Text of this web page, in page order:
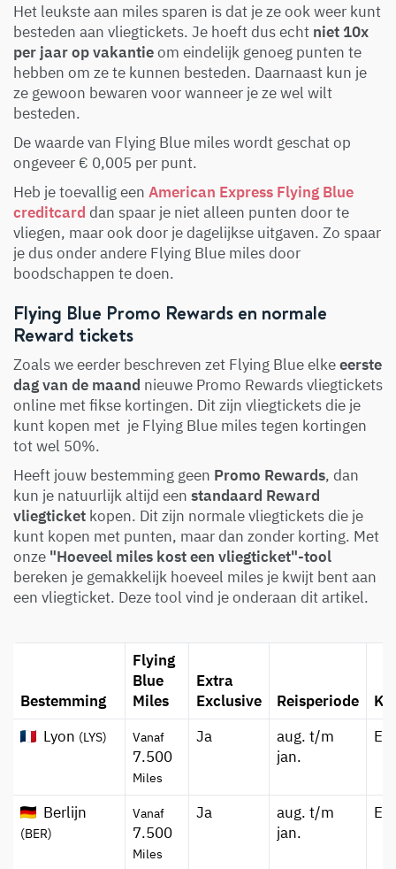
Het leukste aan miles sparen is dat je ze ook weer kunt
besteden aan vliegtickets. Je hoeft dus echt niet 10x
per jaar op vakantieom eindelijk genoeg punten te
hebben om ze te kunnen besteden. Daarnaast kun je
ze gewoon bewaren voor wanneer je ze wel wilt
besteden.
Dewaarde van Flying Blue mileswordt geschat op
ongeveer € 0,005 per punt.
Heb je toevallig een American Express Flying Blue
creditcard dan spaar je niet alleen punten door te
vliegen, maar ook door je dagelijkse uitgaven. Zo spaar
je dus onder andere Flying Blue miles door
boodschappen te doen.
Flying Blue Promo Rewards en normale
Reward tickets
Zoals we eerder beschreven zet Flying Blue elkeeerste
dag van de maand nieuwe Promo Rewards vliegtickets
online met fikse kortingen. Dit zijn vliegtickets die je
kunt kopen met je Flying Blue miles tegen kortingen
tot wel 50%.
Heeft jouw bestemming geen Promo Rewards, dan
kun je natuurlijk altijd een standaard Reward
vliegticket kopen. Dit zijn normale vliegtickets die je
kunt kopen met punten, maar dan zonder korting. Met
onze "Hoeveel miles kost een vliegticket"-tool
bereken je gemakkelijk hoeveel miles je kwijt bent aan
een vliegticket. Deze tool vind je onderaan dit artikel.
Bestemming
Flying
Blue
Miles
Extra
Exclusive
Reisperiode
Lyon (LYS) Vanaf
7.500
Miles
Ja
aug. t/m
jan.
Berlijn
(BER)
Vanaf
7.500
Miles
Ja
aug. t/m
jan.